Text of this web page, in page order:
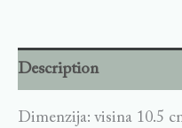
Description
Dimenzija: visina 10.5